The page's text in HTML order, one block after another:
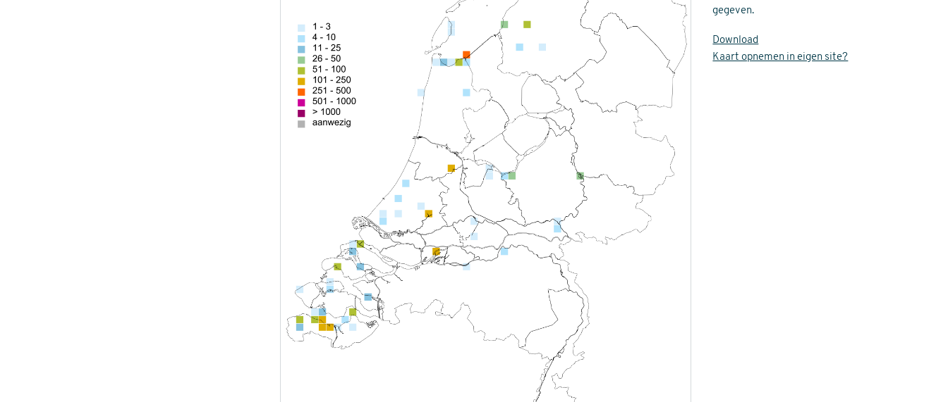
gegeven.
Download
Kaart opnemen in eigen site?